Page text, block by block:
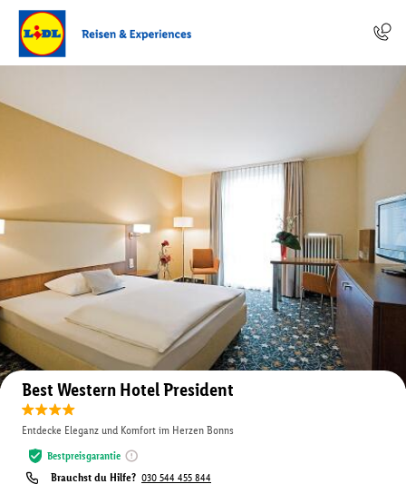
Auf der Karte anzeigen
Best Western Hotel President
Entdecke Eleganz und Komfort im Herzen Bonns
Bestpreisgarantie
Brauchst du Hilfe? 030 544 455 844